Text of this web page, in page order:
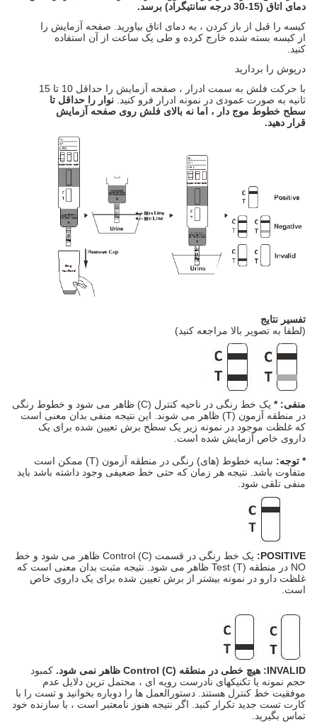
دمای اتاق (15-30 درجه سانتیگراد) برسد.
کیسه را قبل از باز کردن ، به دمای اتاق بیاورید. صفحه آزمایش را
از کیسه بسته شده خارج کرده و طی یک ساعت از آن استفاده
کنید.
درپوش را بردارید
با حرکت فلش به سمت ادرار ، صفحه آزمایش را حداقل 10 تا 15
ثانیه به صورت عمودی در نمونه ادرار فرو کنید. نوار را حداقل تا
سطح خطوط موج دار ، اما نه بالای فلش روی صفحه آزمایش
قرار دهید.
تفسیر نتایج
(لطفا به تصویر بالا مراجعه کنید)
منفی: *
یک خط رنگی در ناحیه کنترل (C) ظاهر می شود و خطوط رنگی
در منطقه آزمون (T) ظاهر می شوند. این نتیجه منفی بدان معنی است
که غلظت موجود در نمونه زیر یک سطح برش تعیین شده برای یک
داروی خاص آزمایش شده است.
* توجه:
سایه خطوط (های) رنگی در منطقه آزمون (T) ممکن است
متفاوت باشد. نتیجه هر زمان که حتی خط ضعیفی وجود داشته باشد باید
منفی تلقی شود.
POSITIVE:
یک خط رنگی در قسمت Control (C) ظاهر می شود و خط
NO در منطقه Test (T) ظاهر می شود. نتیجه مثبت بدان معنی است که
غلظت دارو در نمونه بیشتر از برش تعیین شده برای یک داروی خاص
است.
INVALID: هیچ خطی در منطقه Control (C) ظاهر نمی شود.
کمبود
حجم نمونه یا تکنیکهای نادرست رویه ای ، محتمل ترین دلایل عدم
موفقیت خط کنترل هستند. دستورالعمل ها را دوباره بخوانید و تست را با
کارت تست جدید تکرار کنید. اگر نتیجه هنوز نامعتبر است ، با سازنده خود
تماس بگیرید.